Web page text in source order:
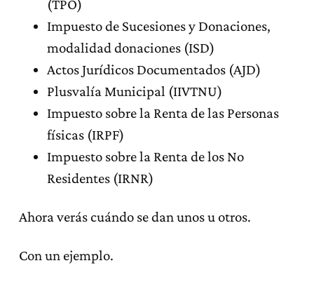
(TPO)
Impuesto de Sucesiones y Donaciones,
modalidad donaciones (ISD)
Actos Jurídicos Documentados (AJD)
Plusvalía Municipal (IIVTNU)
Impuesto sobre la Renta de las Personas
físicas (IRPF)
Impuesto sobre la Renta de los No
Residentes (IRNR)
Ahora verás cuándo se dan unos u otros.
Con un ejemplo.